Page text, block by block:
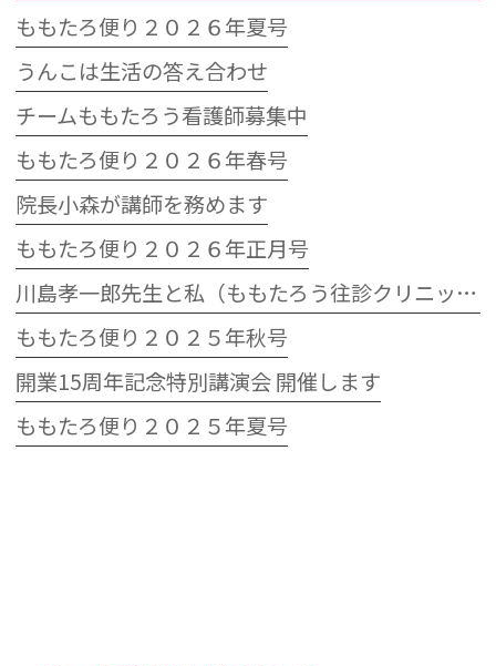
ももたろ便り２０２６年夏号
うんこは生活の答え合わせ
チームももたろう看護師募集中
ももたろ便り２０２６年春号
院長小森が講師を務めます
ももたろ便り２０２６年正月号
川島孝一郎先生と私（ももたろう往診クリニック開院15周年記念特別講演会）
ももたろ便り２０２５年秋号
開業15周年記念特別講演会 開催します
ももたろ便り２０２５年夏号